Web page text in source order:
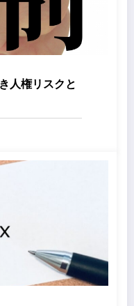
人権リスクと